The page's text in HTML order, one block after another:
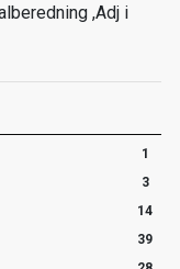
1
3
14
39
,Adj i